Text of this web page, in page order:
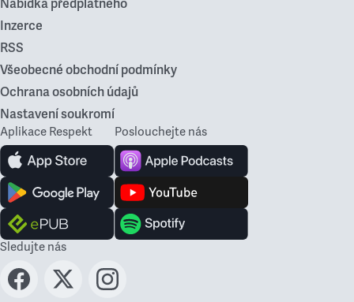
Nabídka předplatného
Inzerce
RSS
Všeobecné obchodní podmínky
Ochrana osobních údajů
Nastavení soukromí
Aplikace Respekt Poslouchejte nás
Sledujte nás